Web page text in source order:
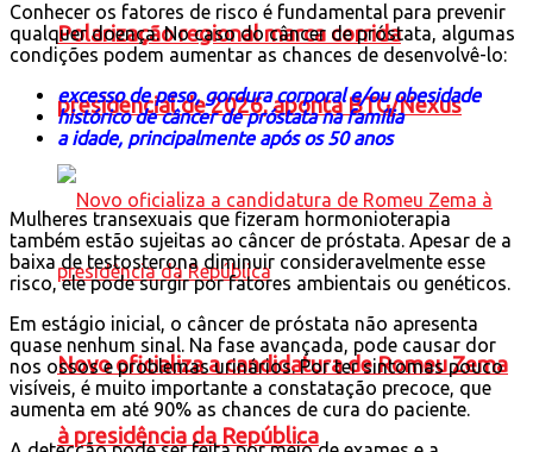
Polarização regional marca corrida
presidencial de 2026, aponta BTG/Nexus
Novo oficializa a candidatura de Romeu Zema
à presidência da República
Conhecer os fatores de risco é fundamental para prevenir
qualquer doença. No caso do câncer de próstata, algumas
condições podem aumentar as chances de desenvolvê-lo:
excesso de peso, gordura corporal e/ou obesidade
histórico de câncer de próstata na família
a idade, principalmente após os 50 anos
Mulheres transexuais que fizeram hormonioterapia
também estão sujeitas ao câncer de próstata. Apesar de a
baixa de testosterona diminuir consideravelmente esse
risco, ele pode surgir por fatores ambientais ou genéticos.
Em estágio inicial, o câncer de próstata não apresenta
quase nenhum sinal. Na fase avançada, pode causar dor
nos ossos e problemas urinários. Por ter sintomas pouco
visíveis, é muito importante a constatação precoce, que
aumenta em até 90% as chances de cura do paciente.